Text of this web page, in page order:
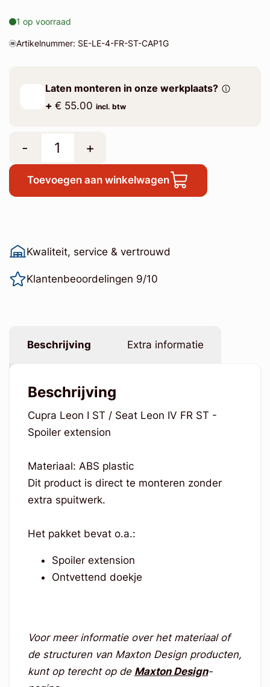
1 op voorraad
Artikelnummer: SE-LE-4-FR-ST-CAP1G
Laten monteren in onze werkplaats?
+ € 55.00 incl. btw
- +
Toevoegen aan winkelwagen
Kwaliteit, service & vertrouwd
Klantenbeoordelingen 9/10
Beschrijving Extra informatie
Beschrijving
Cupra Leon I ST / Seat Leon IV FR ST -
Spoiler extension
Materiaal: ABS plastic
Dit product is direct te monteren zonder
extra spuitwerk.
Het pakket bevat o.a.:
Spoiler extension
Ontvettend doekje
Voor meer informatie over het materiaal of
de structuren van Maxton Design producten,
kunt op terecht op de Maxton Design-